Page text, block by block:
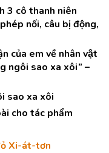
3 cô thanh niên
nối, câu bị động,
của em về nhân vật
ngôi sao xa xôi” –
sao xa xôi
cho tác phẩm
Xi-át-tơn